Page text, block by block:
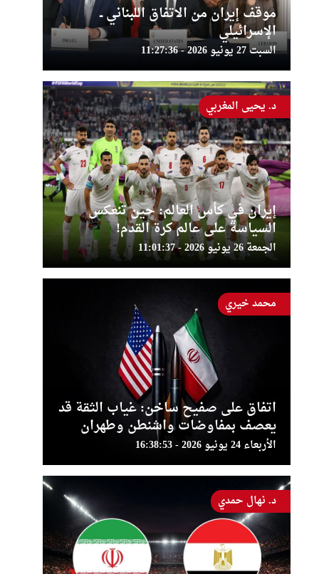
موقف إيران من الاتفاق اللبناني ــ
الإسرائيلي
السبت 27 يونيو 2026 - 11:27:36
إيران في كأس العالم: حين تنعكس
السياسة على عالم كرة القدم!
الجمعة 26 يونيو 2026 - 11:01:37
د. يحيى المغربي
اتفاق على صفيح ساخن: غياب الثقة قد
يعصف بمفاوضات واشنطن وطهران
الأربعاء 24 يونيو 2026 - 16:38:53
محمد خيري
د. نهال حمدي